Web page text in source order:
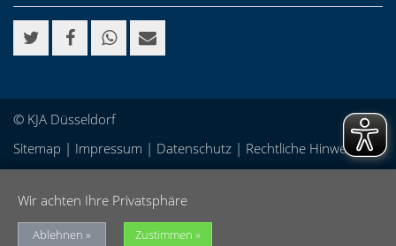
© KJA Düsseldorf
Sitemap | Impressum | Datenschutz | Rechtliche Hinweise
Wir achten Ihre Privatsphäre
Ablehnen Zustimmen